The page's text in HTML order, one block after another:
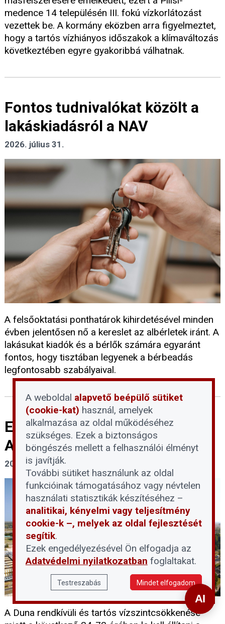
medence 14 településén III. fokú vízkorlátozást
vezettek be. A kormány eközben arra figyelmeztet,
hogy a tartós vízhiányos időszakok a klímaváltozás
következtében egyre gyakoribbá válhatnak.
Fontos tudnivalókat közölt a
lakáskiadásról a NAV
2026. július 31.
A felsőoktatási ponthatárok kihirdetésével minden
évben jelentősen nő a kereslet az albérletek iránt. A
lakásukat kiadók és a bérlők számára egyaránt
fontos, hogy tisztában legyenek a bérbeadás
legfontosabb szabályaival.
Elkerülhetetlenné válik a Paksi
Atomerőmű teljes leállítása
2026. július 30.
A Duna rendkívüli és tartós vízszintcsökkenése
A weboldal alapvető beépülő sütiket
(cookie-kat) használ, amelyek
alkalmazása az oldal működéséhez
szükséges. Ezek a biztonságos
böngészés mellett a felhasználói élményt
is javítják.
További sütiket használunk az oldal
funkcióinak támogatásához vagy névtelen
használati statisztikák készítéséhez –
analitikai, kényelmi vagy teljesítmény
cookie-k –, melyek az oldal fejlesztését
segítik.
Ezek engedélyezésével Ön elfogadja az
Adatvédelmi nyilatkozatban foglaltakat.
Testreszabás Mindet elfogadom